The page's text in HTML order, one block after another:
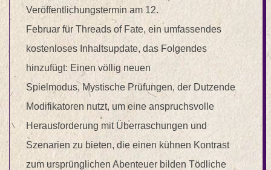
Veröffentlichungstermin am 12.
Februar für Threads of Fate, ein umfassendes
kostenloses Inhaltsupdate, das Folgendes
hinzufügt: Einen völlig neuen
Spielmodus, Mystische Prüfungen, der Dutzende
Modifikatoren nutzt, um eine anspruchsvolle
Herausforderung mit Überraschungen und
Szenarien zu bieten, die einen kühnen Kontrast
zum ursprünglichen Abenteuer bilden Tödliche